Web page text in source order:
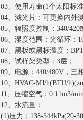
03、使用寿命(1个太阳标
04、滤光片：可更换内外
05、辐照度控制：340/
06、湿度范围：光循环：
07、黑板或黑标温度：
08、试样架类型：3层；
09、电源：440/480V，三
10、HVAC-MJ/h(BTU/
11、压缩空气：0.11m3/
12、水流量：
(1)压力：138-344kPa(20-